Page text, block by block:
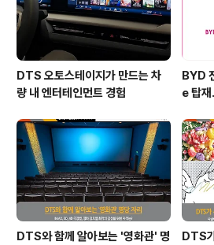
DT..
DTS 오토스테이지가 만드는 차
량 내 엔터테인먼트 경험
BYD
e 탑
DTS와 함께 알아보는 '영화관' 명
DTS